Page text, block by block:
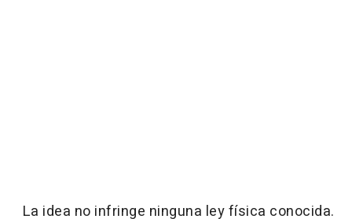
La idea no infringe ninguna ley física conocida.